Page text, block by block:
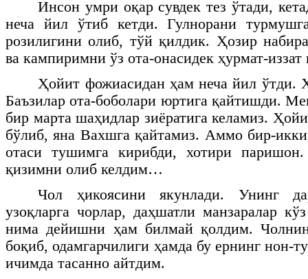
Инсон умри оқар сувдек тез ўтади,
неча йил ўтиб кетди. Гулнорани
розилигини олиб, тўй қилдик. Ҳозир
ва кампиримни ўз ота-онасидек ҳурмат-иззат
Ҳойит фожиасидан ҳам неча йил ўтди.
Баъзилар ота-боболари юртига қайтишди.
бир марта шаҳидлар зиёратига келамиз.
бўлиб, яна Вахшга қайтамиз. Аммо бир-
отаси тушимга кирибди, хотири
қизимни олиб келдим…
Чол ҳикоясини якунлади. Унинг
узоқларга чорлар, даҳшатли манзаралар
нима дейишни ҳам билмай қолдим.
боқиб, одамгарчилиги ҳамда бу ернинг нон-
ичимда тасанно айтдим.